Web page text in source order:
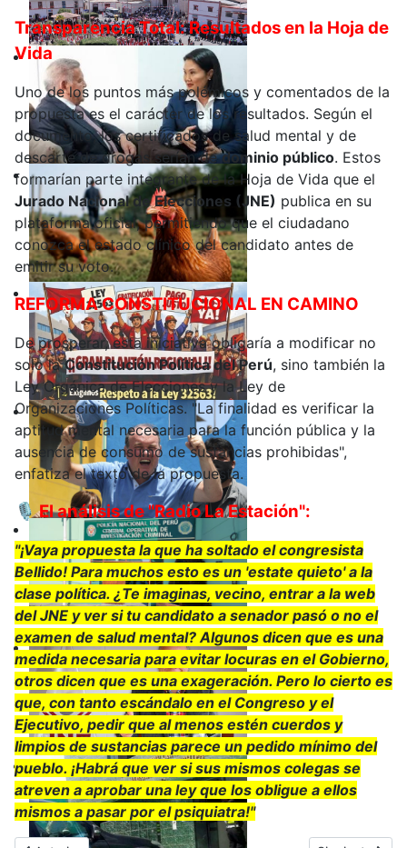
Transparencia Total: Resultados en la Hoja de
Vida
Uno de los puntos más polémicos y comentados de la
propuesta es el carácter de los resultados. Según el
documento, los certificados de salud mental y de
descarte de drogas serían dedominio público. Estos
formarían parte integrante de la Hoja de Vida que el
Jurado Nacional de Elecciones (JNE) publica en su
plataforma oficial, permitiendo que el ciudadano
conozca el estado clínico del candidato antes de
emitir su voto.
REFORMA CONSTITUCIONAL EN CAMINO
De prosperar, esta iniciativa obligaría a modificar no
solo laConstitución Política del Perú, sino también la
Ley Orgánica de Elecciones y la Ley de
Organizaciones Políticas. "La finalidad es verificar la
aptitud mental necesaria para la función pública y la
ausencia de consumo de sustancias prohibidas",
enfatiza el texto de la propuesta.
🎙️ El análisis de "Radio La Estación":
"¡Vaya propuesta la que ha soltado el congresista
Bellido! Para muchos esto es un 'estate quieto' a la
clase política. ¿Te imaginas, vecino, entrar a la web
del JNE y ver si tu candidato a senador pasó o no el
examen de salud mental? Algunos dicen que es una
medida necesaria para evitar locuras en el Gobierno,
otros dicen que es una exageración. Pero lo cierto es
que, con tanto escándalo en el Congreso y el
Ejecutivo, pedir que al menos estén cuerdos y
limpios de sustancias parece un pedido mínimo del
pueblo. ¡Habrá que ver si sus mismos colegas se
atreven a aprobar una ley que los obligue a ellos
mismos a pasar por el psiquiatra!"